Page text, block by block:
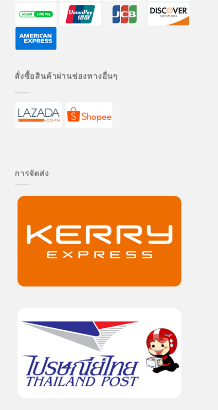
สั่งซื้อสินค้าผ่านช่องทางอื่นๆ
การจัดส่ง